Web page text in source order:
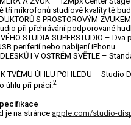
tří mikrofonů studiové kvality tě
S PROSTOROVÝM
při přehrávání podporované
STUDIA SUPERSTUDIO –
periferií nebo nabíjení iPhonu.
I V OSTRÉM SVĚTLE –
K TVÉMU ÚHLU POHLEDU –
úhlu při práci.2
je na stránce apple.com/studio-